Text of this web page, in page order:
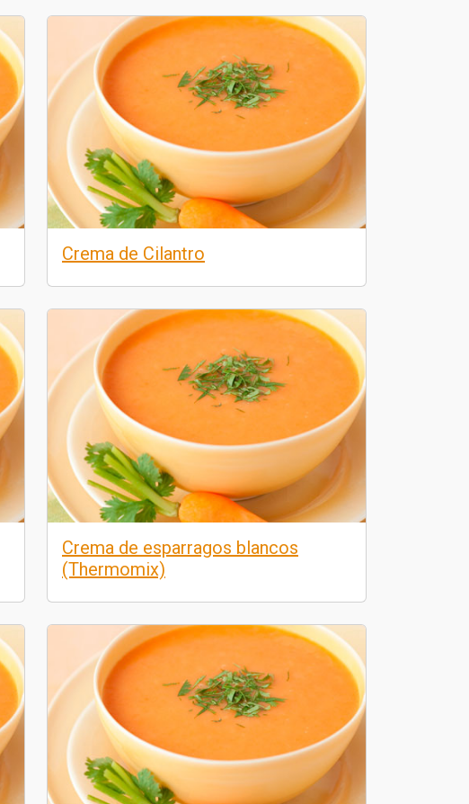
Crema de Cilantro
Crema de esparragos blancos
(Thermomix)